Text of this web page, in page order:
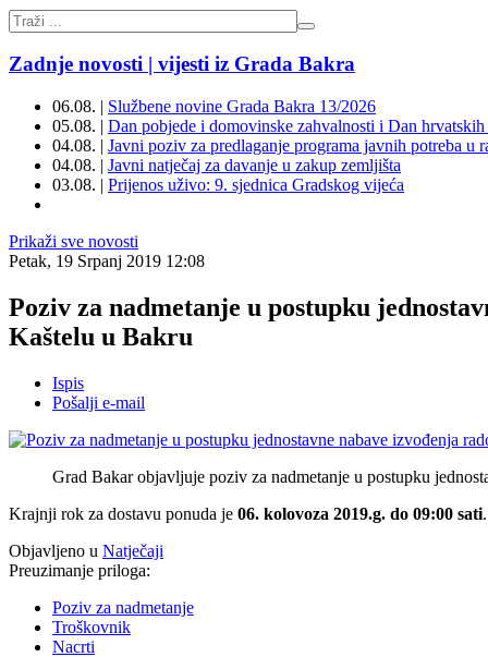
Zadnje novosti | vijesti iz Grada Bakra
06.08. | Službene novine Grada Bakra 13/2026
05.08. | Dan pobjede i domovinske zahvalnosti i Dan
04.08. | Javni poziv za predlaganje programa javnih potreba
04.08. | Javni natječaj za davanje u zakup zemljišta
03.08. | Prijenos uživo: 9. sjednica Gradskog vijeća
Prikaži sve novosti
Petak, 19 Srpanj 2019 12:08
Poziv za nadmetanje u postupku
Kaštelu u Bakru
Ispis
Pošalji e-mail
Grad Bakar objavljuje poziv za nadmetanje u postupku
Krajnji rok za dostavu ponuda je 06. kolovoza 2019.g. do 09:00 sati.
Objavljeno u Natječaji
Preuzimanje priloga:
Poziv za nadmetanje
Troškovnik
Nacrti